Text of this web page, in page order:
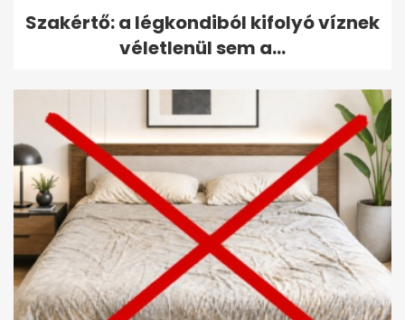
Szakértő: a légkondiból kifolyó víznek
véletlenül sem a...